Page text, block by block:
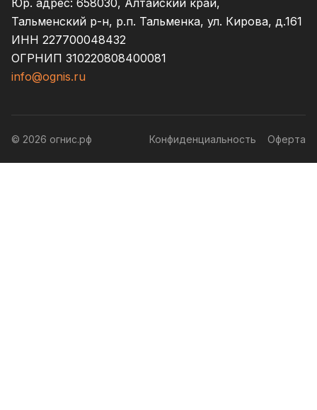
Юр. адрес: 658030, Алтайский край,
Тальменский р-н, р.п. Тальменка, ул. Кирова, д.161
ИНН 227700048432
ОГРНИП 310220808400081
info@ognis.ru
© 2026 огнис.рф Конфиденциальность Оферта